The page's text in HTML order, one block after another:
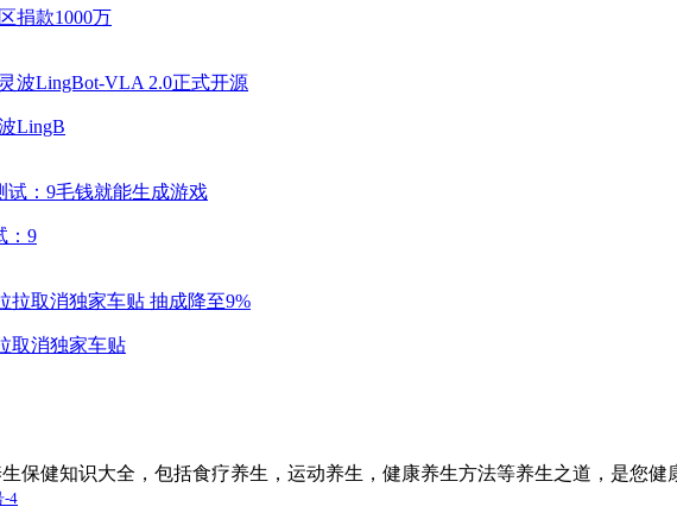
捐款1000万
LingB
：9
取消独家车贴
保健知识大全，包括食疗养生，运动养生，健康养生方法等养生之道，是您健
-4